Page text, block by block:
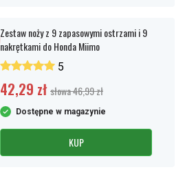
Zestaw noży z 9 zapasowymi ostrzami i 9
nakrętkami do Honda Miimo
5
42,29 zł słowa 46,99 zł
Dostępne w magazynie
KUP